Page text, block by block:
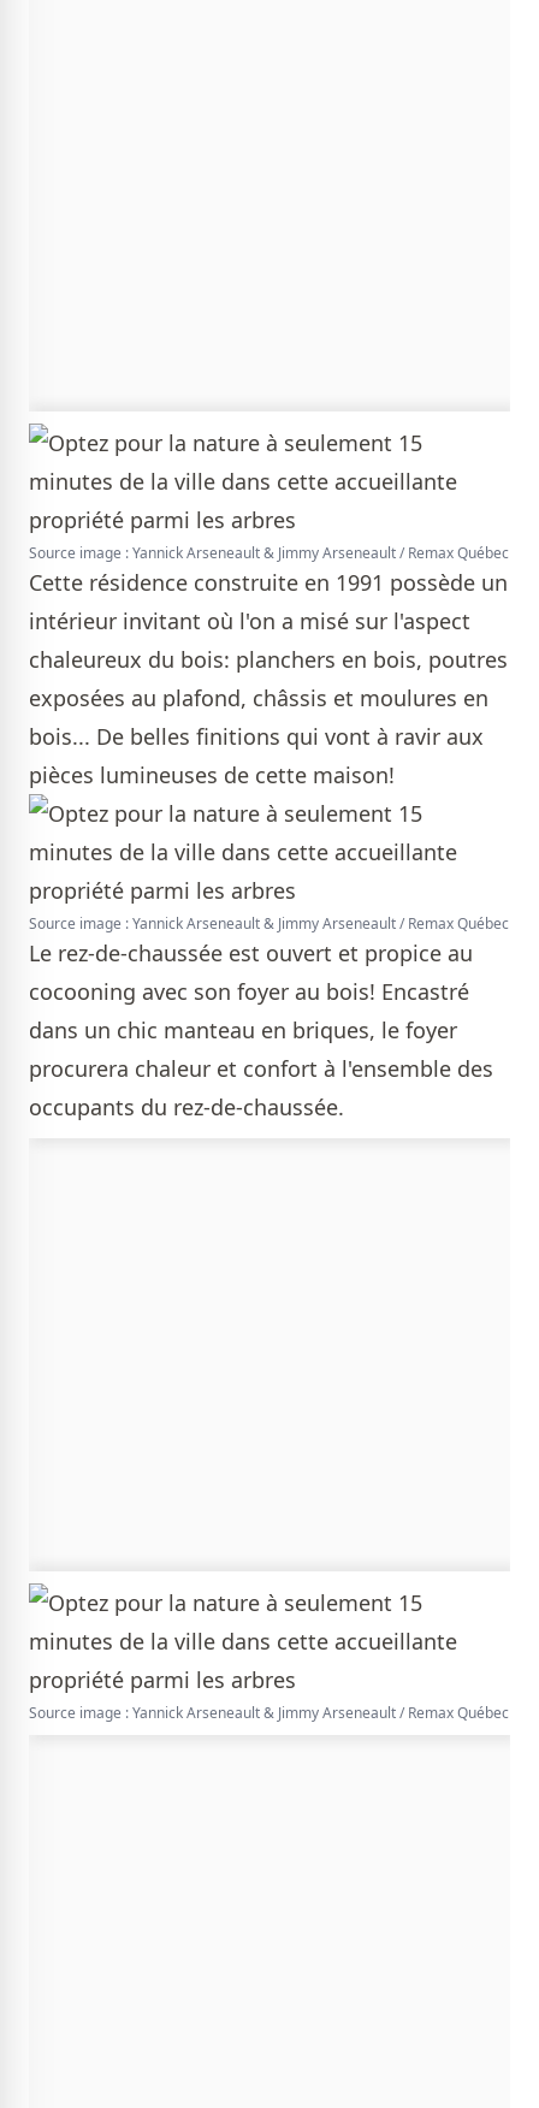
Source image : Yannick Arseneault & Jimmy Arseneault / Remax Québec
Cette résidence construite en 1991 possède un
intérieur invitant où l'on a misé sur l'aspect
chaleureux du bois: planchers en bois, poutres
exposées au plafond, châssis et moulures en
bois... De belles finitions qui vont à ravir aux
pièces lumineuses de cette maison!
Source image : Yannick Arseneault & Jimmy Arseneault / Remax Québec
Le rez-de-chaussée est ouvert et propice au
cocooning avec son foyer au bois! Encastré
dans un chic manteau en briques, le foyer
procurera chaleur et confort à l'ensemble des
occupants du rez-de-chaussée.
Source image : Yannick Arseneault & Jimmy Arseneault / Remax Québec